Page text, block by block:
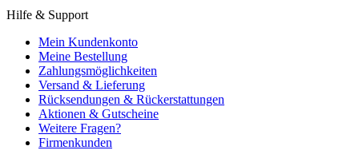
Hilfe & Support
Mein Kundenkonto
Meine Bestellung
Zahlungsmöglichkeiten
Versand & Lieferung
Rücksendungen & Rückerstattungen
Aktionen & Gutscheine
Weitere Fragen?
Firmenkunden